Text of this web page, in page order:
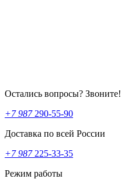
Остались вопросы? Звоните!
+7 987290-55-90
Доставка по всей России
+7 987225-33-35
Режим работы